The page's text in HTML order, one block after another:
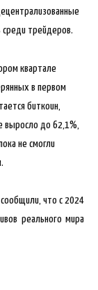
трейдеров.
квартале
в первом
биткоин,
выросло до 62,1%,
не смогли
что с 2024
реального мира